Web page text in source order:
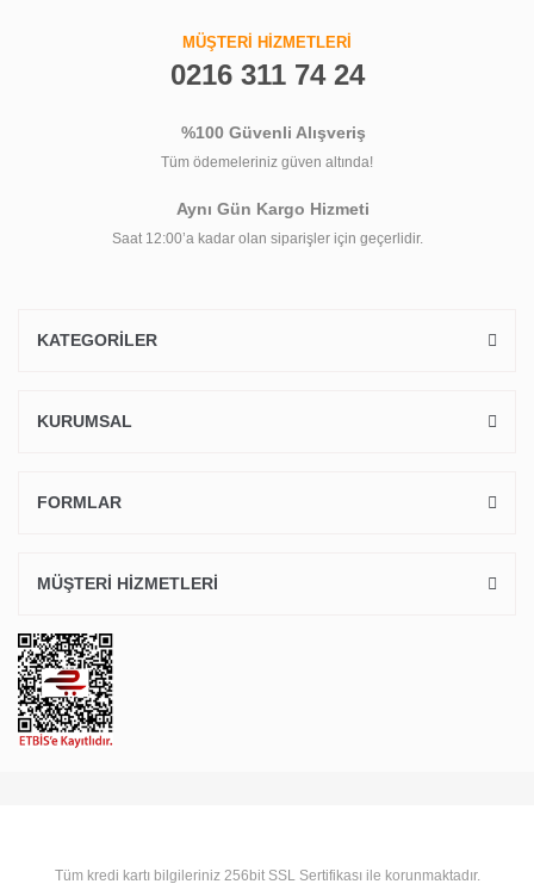
MÜŞTERİ HİZMETLERİ
0216 311 74 24
%100 Güvenli Alışveriş
Tüm ödemeleriniz güven altında!
Aynı Gün Kargo Hizmeti
Saat 12:00’a kadar olan siparişler için geçerlidir.
KATEGORİLER
KURUMSAL
FORMLAR
MÜŞTERİ HİZMETLERİ
Tüm kredi kartı bilgileriniz 256bit SSL Sertifikası ile korunmaktadır.